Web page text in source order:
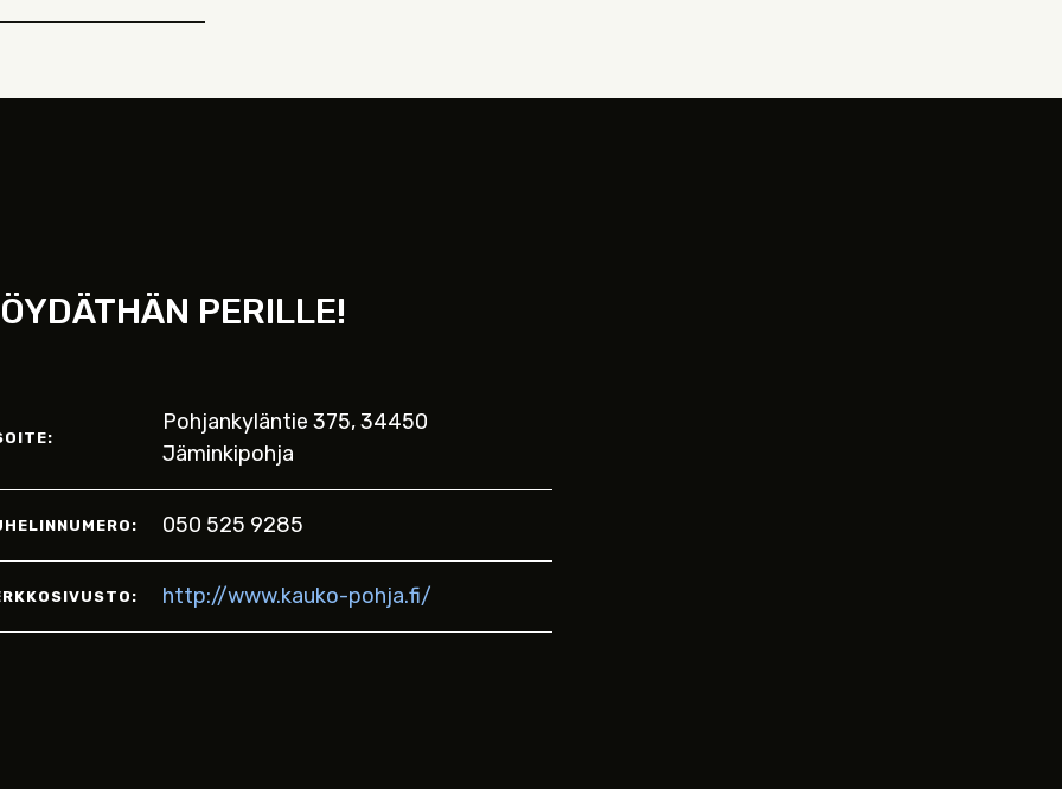
PERILLE!
Pohjankyläntie 375, 34450
Jäminkipohja
050 525 9285
http://www.kauko-pohja.fi/